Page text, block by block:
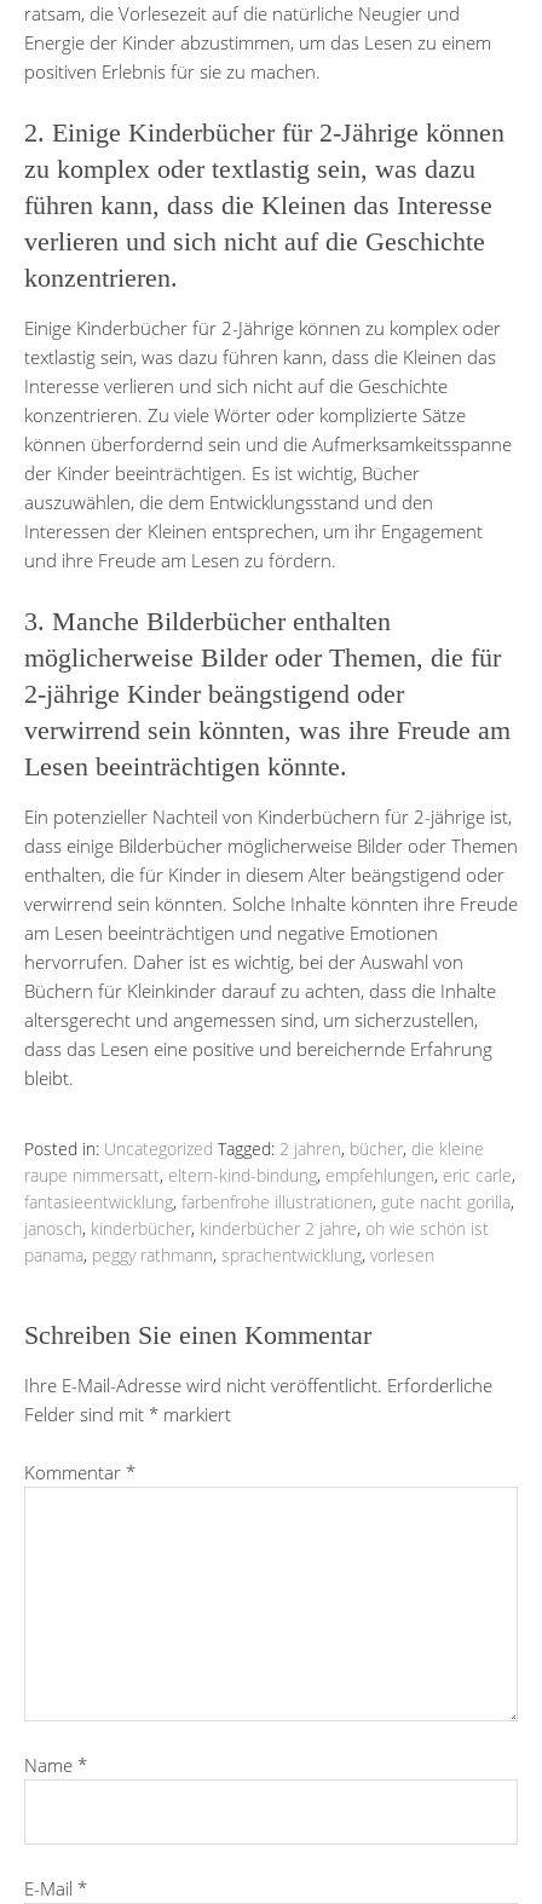
ratsam, die Vorlesezeit auf die natürliche Neugier und
Energie der Kinder abzustimmen, um das Lesen zu einem
positiven Erlebnis für sie zu machen.
2. Einige Kinderbücher für 2-Jährige können
zu komplex oder textlastig sein, was dazu
führen kann, dass die Kleinen das Interesse
verlieren und sich nicht auf die Geschichte
konzentrieren.
Einige Kinderbücher für 2-Jährige können zu komplex oder
textlastig sein, was dazu führen kann, dass die Kleinen das
Interesse verlieren und sich nicht auf die Geschichte
konzentrieren. Zu viele Wörter oder komplizierte Sätze
können überfordernd sein und die Aufmerksamkeitsspanne
der Kinder beeinträchtigen. Es ist wichtig, Bücher
auszuwählen, die dem Entwicklungsstand und den
Interessen der Kleinen entsprechen, um ihr Engagement
und ihre Freude am Lesen zu fördern.
3. Manche Bilderbücher enthalten
möglicherweise Bilder oder Themen, die für
2-jährige Kinder beängstigend oder
verwirrend sein könnten, was ihre Freude am
Lesen beeinträchtigen könnte.
Ein potenzieller Nachteil von Kinderbüchern für 2-jährige ist,
dass einige Bilderbücher möglicherweise Bilder oder Themen
enthalten, die für Kinder in diesem Alter beängstigend oder
verwirrend sein könnten. Solche Inhalte könnten ihre Freude
am Lesen beeinträchtigen und negative Emotionen
hervorrufen. Daher ist es wichtig, bei der Auswahl von
Büchern für Kleinkinder darauf zu achten, dass die Inhalte
altersgerecht und angemessen sind, um sicherzustellen,
dass das Lesen eine positive und bereichernde Erfahrung
bleibt.
Posted in: Uncategorized Tagged: 2 jahren, bücher, die kleine
raupe nimmersatt, eltern-kind-bindung, empfehlungen, eric carle,
fantasieentwicklung, farbenfrohe illustrationen, gute nacht gorilla,
janosch, kinderbücher, kinderbücher 2 jahre, oh wie schön ist
panama, peggy rathmann, sprachentwicklung, vorlesen
Schreiben Sie einen Kommentar
Ihre E-Mail-Adresse wird nicht veröffentlicht. Erforderliche
Felder sind mit * markiert
Kommentar *
Name *
E-Mail *